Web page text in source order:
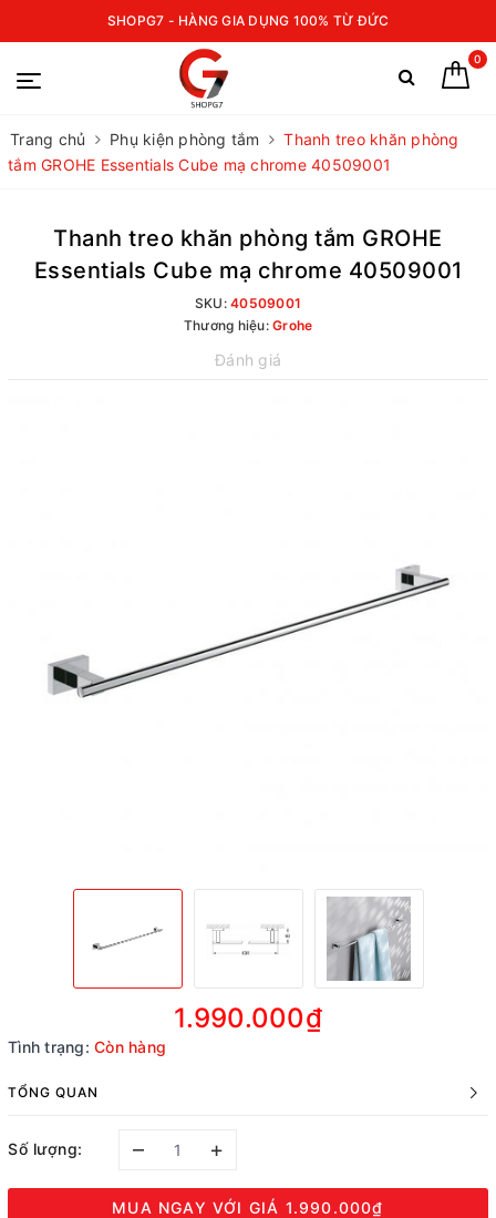
SHOPG7 - HÀNG GIA DỤNG 100% TỪ ĐỨC
0
Trang chủ Phụ kiện phòng tắm
Thanh treo khăn phòng
tắm GROHE Essentials Cube mạ chrome 40509001
Thanh treo khăn phòng tắm GROHE
Essentials Cube mạ chrome 40509001
SKU:40509001
Thương hiệu: Grohe
Đánh giá
1.990.000₫
Tình trạng: Còn hàng
TỔNG QUAN
Số lượng: – +
MUA NGAY VỚI GIÁ 1.990.000₫